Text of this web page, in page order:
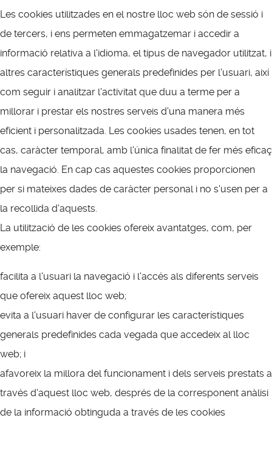
Les cookies utilitzades en el nostre lloc web són de sessió i
de tercers, i ens permeten emmagatzemar i accedir a
informació relativa a l'idioma, el tipus de navegador utilitzat, i
altres característiques generals predefinides per l'usuari, així
com seguir i analitzar l'activitat que duu a terme per a
millorar i prestar els nostres serveis d'una manera més
eficient i personalitzada. Les cookies usades tenen, en tot
cas, caràcter temporal, amb l'única finalitat de fer més eficaç
la navegació. En cap cas aquestes cookies proporcionen
per si mateixes dades de caràcter personal i no s'usen per a
la recollida d'aquests.
La utilització de les cookies ofereix avantatges, com, per
exemple:
facilita a l'usuari la navegació i l'accés als diferents serveis
que ofereix aquest lloc web;
evita a l'usuari haver de configurar les característiques
generals predefinides cada vegada que accedeix al lloc
web; i
afavoreix la millora del funcionament i dels serveis prestats a
través d'aquest lloc web, després de la corresponent anàlisi
de la informació obtinguda a través de les cookies